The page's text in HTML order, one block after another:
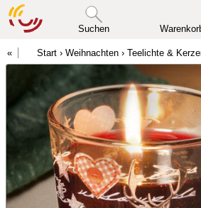
Suchen
Start › Weihnachten › Teelichte &